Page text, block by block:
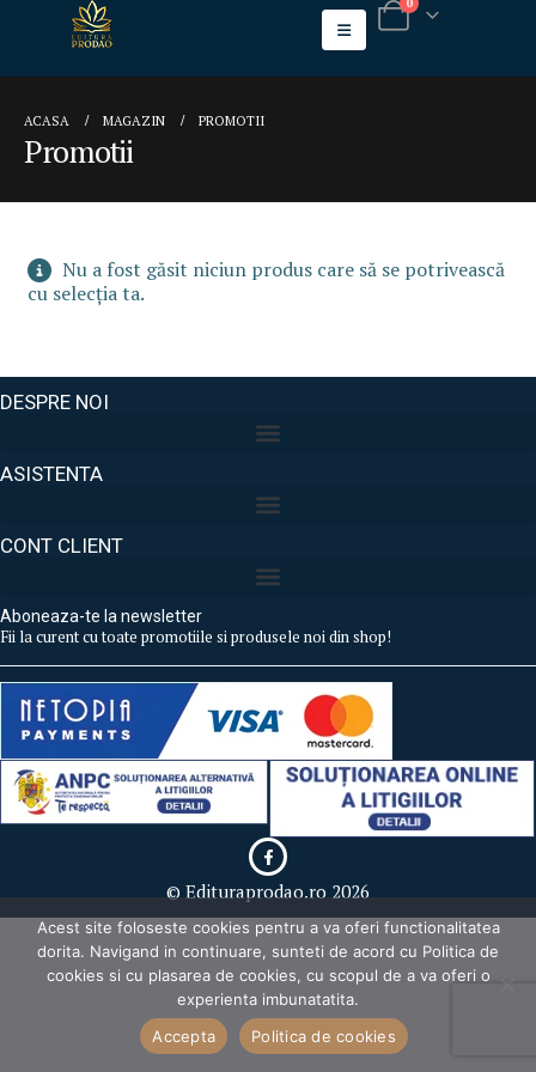
ACASA MAGAZIN PROMOTII
Promotii
Nu a fost găsit niciun produs care să se potrivească
cu selecția ta.
DESPRE NOI
ASISTENTA
CONT CLIENT
Aboneaza-te la newsletter
Fii la curent cu toate promotiile si produsele noi din shop!
© Edituraprodao.ro 2026
Acest site foloseste cookies pentru a va oferi functionalitatea
dorita. Navigand in continuare, sunteti de acord cu Politica de
cookies si cu plasarea de cookies, cu scopul de a va oferi o
experienta imbunatatita.
Accepta
Politica de cookies